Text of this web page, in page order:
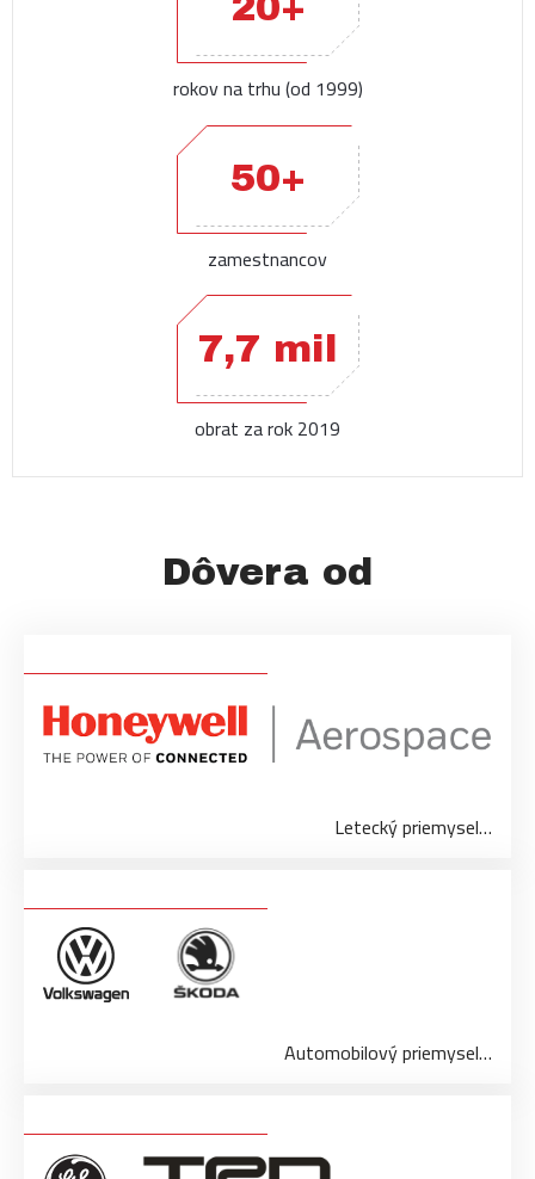
rokov na trhu (od 1999)
50+
zamestnancov
7,7 mil
obrat za rok 2019
Dôvera od
Letecký priemysel…
Automobilový priemysel…